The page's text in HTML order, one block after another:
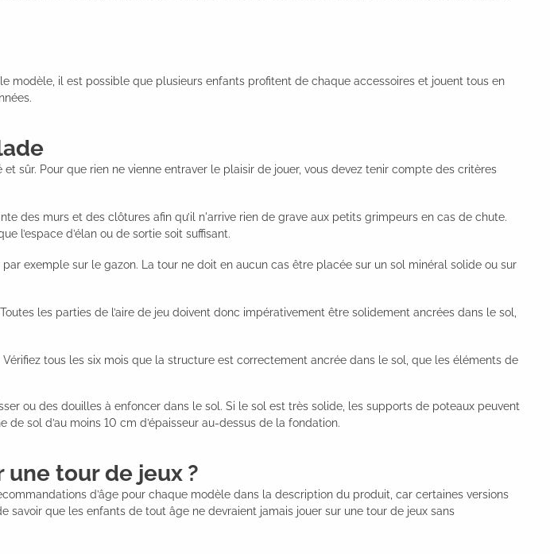
modèle, il est possible que plusieurs enfants profitent de chaque accessoires et jouent tous en
sûr. Pour que rien ne vienne entraver le plaisir de jouer, vous devez tenir compte des critères
des murs et des clôtures afin qu’il n'arrive rien de grave aux petits grimpeurs en cas de chute.
l’espace d’élan ou de sortie soit suffisant.
exemple sur le gazon. La tour ne doit en aucun cas être placée sur un sol minéral solide ou sur
les parties de l’aire de jeu doivent donc impérativement être solidement ancrées dans le sol,
tous les six mois que la structure est correctement ancrée dans le sol, que les éléments de
ou des douilles à enfoncer dans le sol. Si le sol est très solide, les supports de poteaux peuvent
sol d’au moins 10 cm d’épaisseur au-dessus de la fondation.
tour de jeux ?
d’âge pour chaque modèle dans la description du produit, car certaines versions
que les enfants de tout âge ne devraient jamais jouer sur une tour de jeux sans